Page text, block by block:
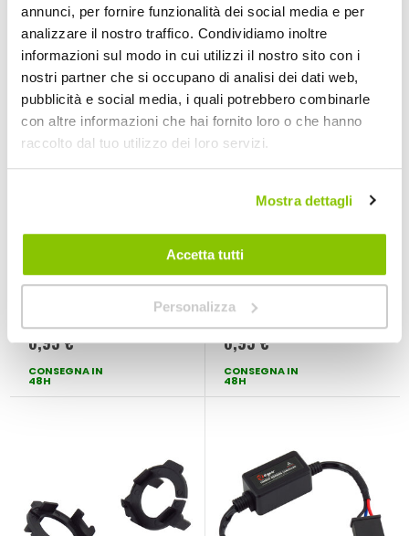
annunci, per fornire funzionalità dei social media e per
analizzare il nostro traffico. Condividiamo inoltre
informazioni sul modo in cui utilizzi il nostro sito con i
nostri partner che si occupano di analisi dei dati web,
pubblicità e social media, i quali potrebbero combinarle
con altre informazioni che hai fornito loro o che hanno
raccolto dal tuo utilizzo dei loro servizi.
Mostra dettagli
Accetta tutti
Personalizza
Serie 1, Serie 1 F20
CONSEGNA IN
48H
Mercedes B Class, C
Class, CLK, E Class,
GL Class, GLA, ML
Class
CONSEGNA IN
48H
Adattatore
Multi - D-GEAR Alfa
Romeo Mito, Audi
A4, A6, Ford Kuga,
Opel Adam, Agila,
Astra , Corsa,
Meriva, Mokka
Mod. 112 + altri 12 veicoli
6,95 €
CONSEGNA IN
48H
Led Headlight -
Adattatore
Opel Skoda VW - D-
GEAR Opel Astra H,
Skoda Octavia,
Volkswagen Polo,
Tiguan, Touran
Mod. 108 + altri 3 veicoli
6,95 €
CONSEGNA IN
48H